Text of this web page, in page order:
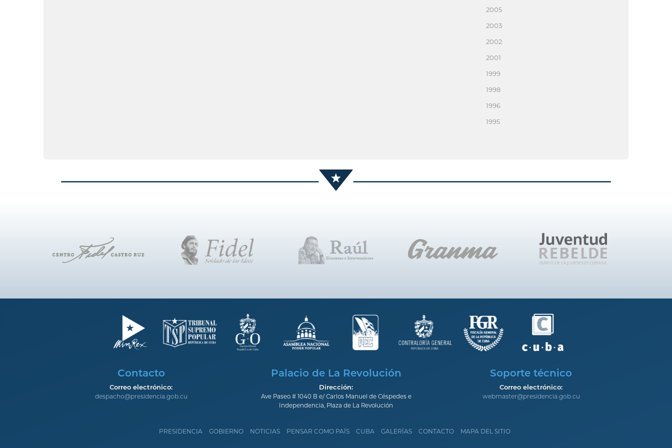
2005
2003
2002
2001
1999
1998
1996
1995
Contacto
Correo electrónico:
despacho@presidencia.gob.cu
Palacio de La Revolución
Dirección:
Ave Paseo # 1040 B e/ Carlos Manuel de Céspedes e
Independencia, Plaza de La Revolución
Soporte técnico
Correo electrónico:
webmaster@presidencia.gob.cu
PRESIDENCIA GOBIERNO NOTICIAS PENSAR COMO PAÍS CUBA GALERÍAS CONTACTO MAPA DEL SITIO